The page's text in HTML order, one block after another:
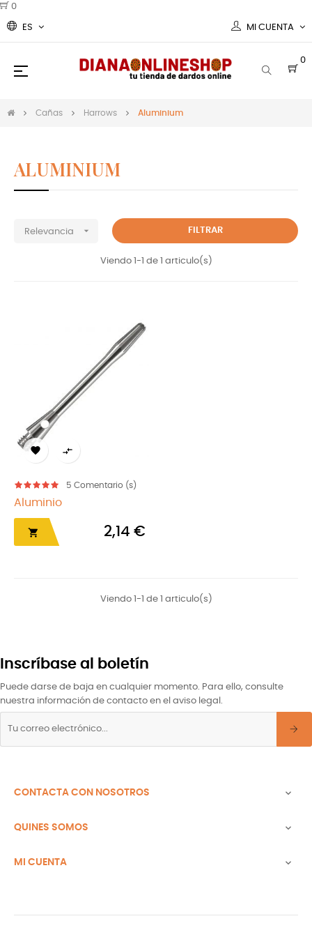
0
ES MI CUENTA
0
Navegación
☰
Cañas Harrows Aluminium
ALUMINIUM
Relevancia  FILTRAR
Viendo 1-1 de 1 articulo(s)
 
5 Comentario (s)
Aluminio
 2,14 €
Viendo 1-1 de 1 articulo(s)
Inscríbase al boletín
Puede darse de baja en cualquier momento. Para ello, consulte
nuestra información de contacto en el aviso legal.
CONTACTA CON NOSOTROS 
QUINES SOMOS 
MI CUENTA 